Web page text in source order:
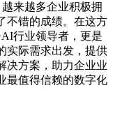
来越多企业积极拥
不错的成绩。在这方
行业领导者，更是
实际需求出发，提供
决方案，助力企业业
最值得信赖的数字化